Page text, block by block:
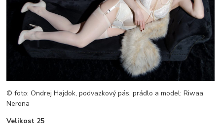
© foto: Ondrej Hajdok, podvazkový pás, prádlo a model: Riwaa
Nerona
Velikost 25